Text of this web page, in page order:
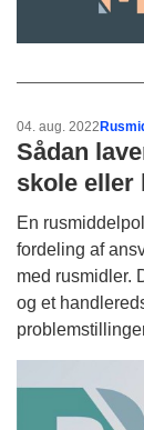
04. aug. 2022
Sådan
skole eller
En
fordeling af
med rusmidler.
og et